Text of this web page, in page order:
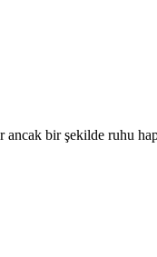
ancak bir şekilde ruhu